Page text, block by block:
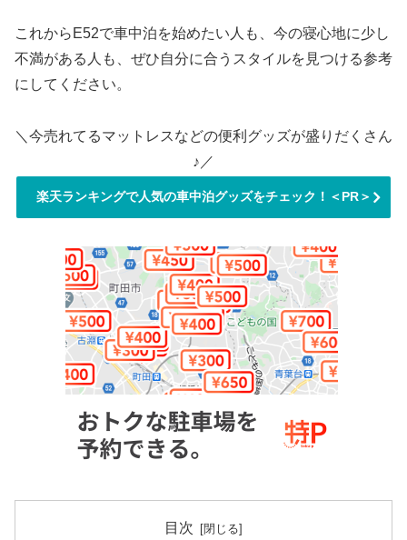
これからE52で車中泊を始めたい人も、今の寝心地に少し
不満がある人も、ぜひ自分に合うスタイルを見つける参考
にしてください。
＼今売れてるマットレスなどの便利グッズが盛りだくさん
♪／
楽天ランキングで人気の車中泊グッズをチェック！＜PR＞
目次